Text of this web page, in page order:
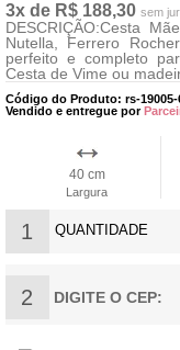
3x de R$ 188,30 sem
DESCRIÇÃO:Cesta
Nutella, Ferrero
perfeito e completo
Cesta de Vime ou
Código do Produto: rs-19005-
Vendido e entregue por
40 cm
Largura
1 QUANTIDADE
2 DIGITE O CEP: